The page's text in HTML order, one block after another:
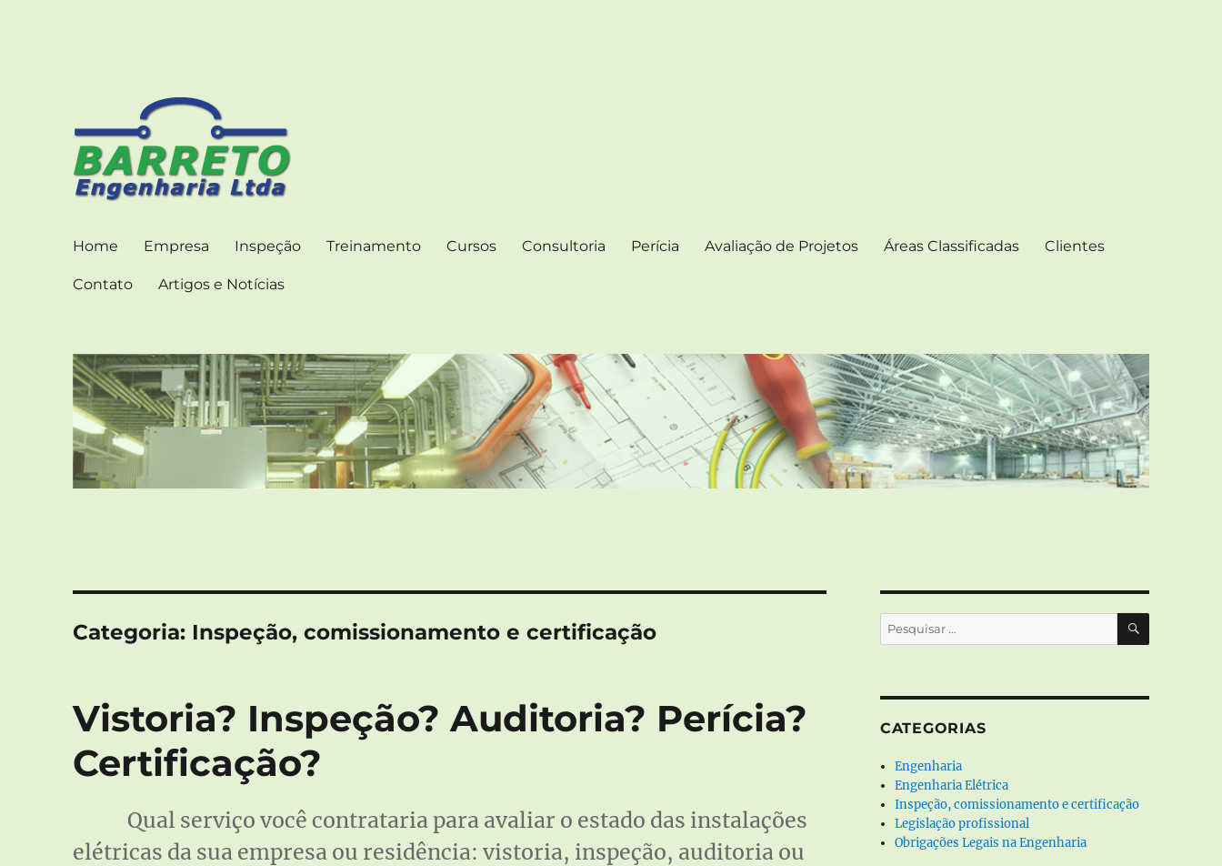
Home Empresa Inspeção Treinamento Cursos Consultoria Perícia Avaliação de Projetos Áreas Classificadas Clientes
Contato Artigos e Notícias
Categoria: Inspeção, comissionamento e certificação
Vistoria? Inspeção? Auditoria? Perícia?
Certificação?
Qual serviço você contrataria para avaliar o estado das instalações
elétricas da sua empresa ou residência: vistoria, inspeção, auditoria ou
Pesquisar
por:
CATEGORIAS
Engenharia
Engenharia Elétrica
Inspeção, comissionamento e certificação
Legislação profissional
Obrigações Legais na Engenharia